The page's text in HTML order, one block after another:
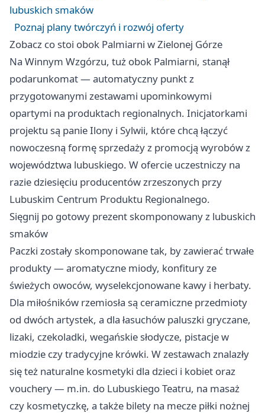
lubuskich smaków
Poznaj plany twórczyń i rozwój oferty
Zobacz co stoi obok Palmiarni w Zielonej Górze
Na Winnym Wzgórzu, tuż obok Palmiarni, stanął
podarunkomat — automatyczny punkt z
przygotowanymi zestawami upominkowymi
opartymi na produktach regionalnych. Inicjatorkami
projektu są panie Ilony i Sylwii, które chcą łączyć
nowoczesną formę sprzedaży z promocją wyrobów z
województwa lubuskiego. W ofercie uczestniczy na
razie dziesięciu producentów zrzeszonych przy
Lubuskim Centrum Produktu Regionalnego.
Sięgnij po gotowy prezent skomponowany z lubuskich
smaków
Paczki zostały skomponowane tak, by zawierać trwałe
produkty — aromatyczne miody, konfitury ze
świeżych owoców, wyselekcjonowane kawy i herbaty.
Dla miłośników rzemiosła są ceramiczne przedmioty
od dwóch artystek, a dla łasuchów paluszki gryczane,
lizaki, czekoladki, wegańskie słodycze, pistacje w
miodzie czy tradycyjne krówki. W zestawach znalazły
się też naturalne kosmetyki dla dzieci i kobiet oraz
vouchery — m.in. do Lubuskiego Teatru, na masaż
czy kosmetyczkę, a także bilety na mecze piłki nożnej